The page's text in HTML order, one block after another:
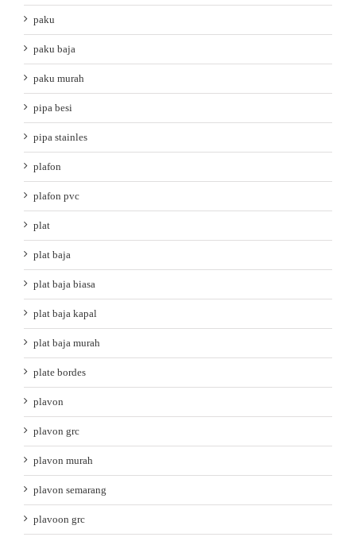
paku
paku baja
paku murah
pipa besi
pipa stainles
plafon
plafon pvc
plat
plat baja
plat baja biasa
plat baja kapal
plat baja murah
plate bordes
plavon
plavon grc
plavon murah
plavon semarang
plavoon grc